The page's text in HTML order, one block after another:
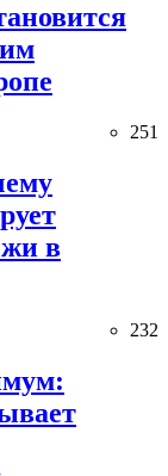
251
в
232